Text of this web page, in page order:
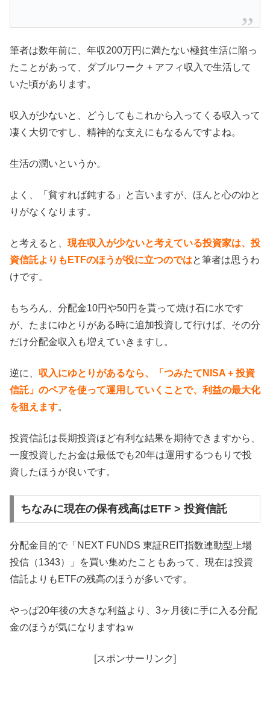
筆者は数年前に、年収200万円に満たない極貧生活に陥っ
たことがあって、ダブルワーク + アフィ収入で生活して
いた頃があります。
収入が少ないと、どうしてもこれから入ってくる収入って
凄く大切ですし、精神的な支えにもなるんですよね。
生活の潤いというか。
よく、「貧すれば鈍する」と言いますが、ほんと心のゆと
りがなくなります。
と考えると、 現在収入が少ないと考えている投資家は、投
資信託よりもETFのほうが役に立つのではと筆者は思うわ
けです。
もちろん、分配金10円や50円を貰って焼け石に水です
が、たまにゆとりがある時に追加投資して行けば、その分
だけ分配金収入も増えていきますし。
逆に、 収入にゆとりがあるなら、「つみたてNISA + 投資
信託」のペアを使って運用していくことで、利益の最大化
を狙えます。
投資信託は長期投資ほど有利な結果を期待できますから、
一度投資したお金は最低でも20年は運用するつもりで投
資したほうが良いです。
ちなみに現在の保有残高はETF > 投資信託
分配金目的で「NEXT FUNDS 東証REIT指数連動型上場
投信（1343）」を買い集めたこともあって、現在は投資
信託よりもETFの残高のほうが多いです。
やっぱ20年後の大きな利益より、3ヶ月後に手に入る分配
金のほうが気になりますねｗ
[スポンサーリンク]